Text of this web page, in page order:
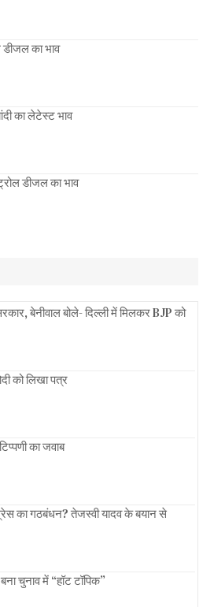
का भाव
का लेटेस्ट भाव
डीजल का भाव
बेनीवाल बोले- दिल्ली में मिलकर BJP को
को लिखा पत्र
का जवाब
का गठबंधन? तेजस्वी यादव के बयान से
चुनाव में “हॉट टॉपिक”